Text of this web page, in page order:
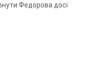
Федорова досі